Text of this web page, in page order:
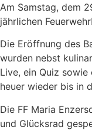
Am Samstag, dem
jährlichen
Die Eröffnung des
wurden nebst
Live, ein Quiz
heuer wieder bis in
Die FF Maria
und Glücksrad